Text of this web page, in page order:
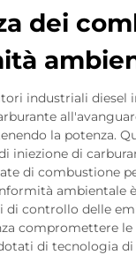
dei
industriali diesel
la potenza.
iniezione di
di combustione
ambientale
di controllo delle
compromettere le
di tecnologia